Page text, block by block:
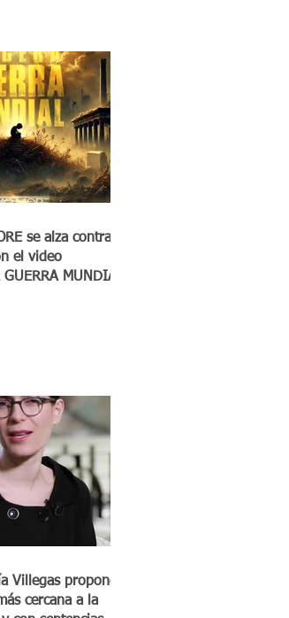
se alza contra la
el video
GUERRA MUNDIAL"
Villegas propone
cercana a la